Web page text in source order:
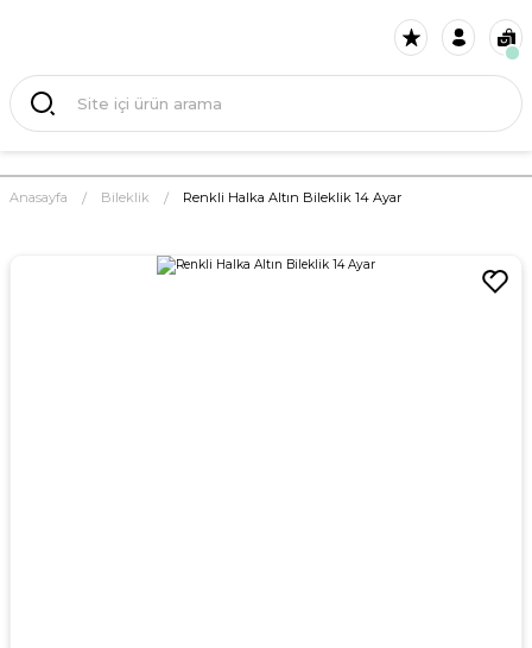
Anasayfa Bileklik Renkli Halka Altın Bileklik 14 Ayar